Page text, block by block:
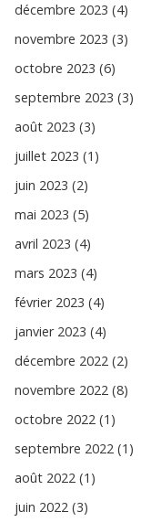
décembre 2023 (4)
novembre 2023 (3)
octobre 2023 (6)
septembre 2023 (3)
août 2023 (3)
juillet 2023 (1)
juin 2023 (2)
mai 2023 (5)
avril 2023 (4)
mars 2023 (4)
février 2023 (4)
janvier 2023 (4)
décembre 2022 (2)
novembre 2022 (8)
octobre 2022 (1)
septembre 2022 (1)
août 2022 (1)
juin 2022 (3)